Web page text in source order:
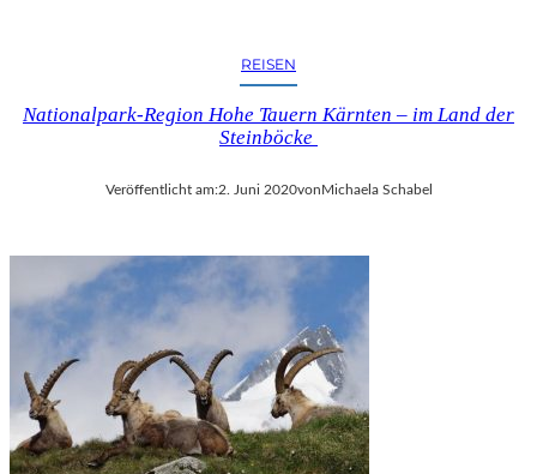
REISEN
Nationalpark-Region Hohe Tauern Kärnten – im Land der
Steinböcke
Veröffentlicht am:2. Juni 2020von Michaela Schabel